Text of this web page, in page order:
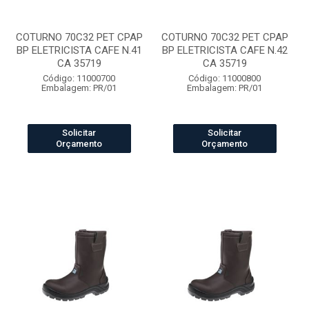
COTURNO 70C32 PET CPAP
BP ELETRICISTA CAFE N.41
CA 35719
Código: 11000700
Embalagem: PR/01
Solicitar
Orçamento
COTURNO 70C32 PET CPAP
BP ELETRICISTA CAFE N.42
CA 35719
Código: 11000800
Embalagem: PR/01
Solicitar
Orçamento